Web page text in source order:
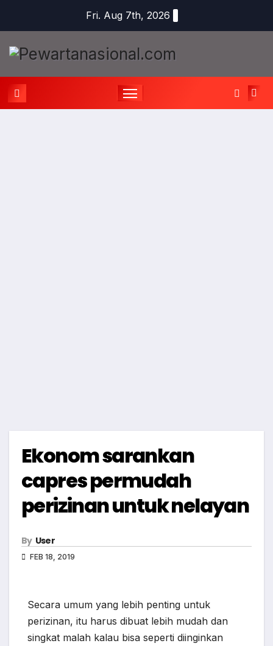
Fri. Aug 7th, 2026
Ekonom sarankan
capres permudah
perizinan untuk nelayan
By User
FEB 18, 2019
Secara umum yang lebih penting untuk
perizinan, itu harus dibuat lebih mudah dan
singkat malah kalau bisa seperti diinginkan